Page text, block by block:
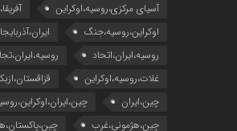
آسیای مرکزی،روسیه،اوکراین
اوکراین،روسیه،جنگ
روسیه،ایران،اتحاد
غلات،روسیه،اوکراین
چین،ایران
چین،هژمونی،غرب